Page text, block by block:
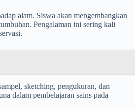
alam. Siswa akan mengembangkan
Pengalaman ini sering kali
sketching, pengukuran, dan
dalam pembelajaran sains pada